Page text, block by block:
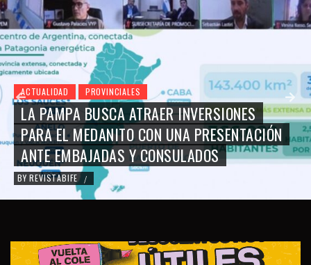
ACTUALIDAD PROVINCIALES
LA PAMPA BUSCA ATRAER INVERSIONES
PARA EL MEDANITO CON UNA PRESENTACIÓN
ANTE EMBAJADAS Y CONSULADOS
BY REVISTABIFE /